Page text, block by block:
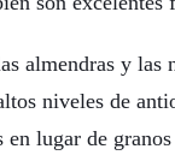
almendras y las
niveles de
en lugar de